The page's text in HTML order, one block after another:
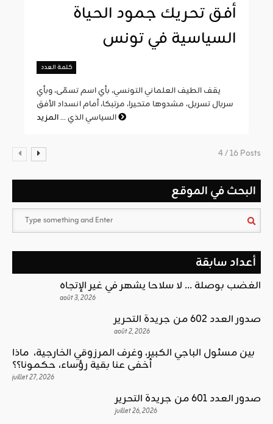
أفق تحريك جمود الحياة
السياسية في تونس
كلمة العدد
يقف الطيف العلماني التونسي، بأي اسم تسمّى، وبأي
سربال تسربل، مشدوها متحيرا، مرتبكا، أمام انسداد الأفق
السياسي الذي ...
4 / 16 Posts
البحث في الموقع
أعداد سابقة
الغضب بوصلة … لا سلاحا يشهر في غير الإتجاه
août 3, 2026
صدور العدد 602 من جريدة التحرير
août 2, 2026
بين مسئول الباجي الكبير، وغرف المرزوقي الخارجية، ماذا
أخفى عنا بقية رؤساء، حكمونا؟؟
juillet 27, 2026
صدور العدد 601 من جريدة التحرير
juillet 26, 2026